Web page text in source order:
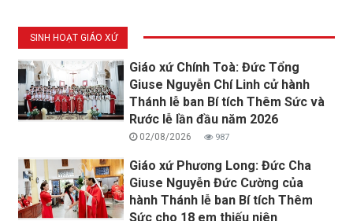
SINH HOẠT GIÁO XỨ
Giáo xứ Chính Toà: Đức Tổng
Giuse Nguyễn Chí Linh cử hành
Thánh lễ ban Bí tích Thêm Sức và
Rước lễ lần đầu năm 2026
02/08/2026 987
Giáo xứ Phương Long: Đức Cha
Giuse Nguyễn Đức Cường của
hành Thánh lễ ban Bí tích Thêm
Sức cho 18 em thiếu niên